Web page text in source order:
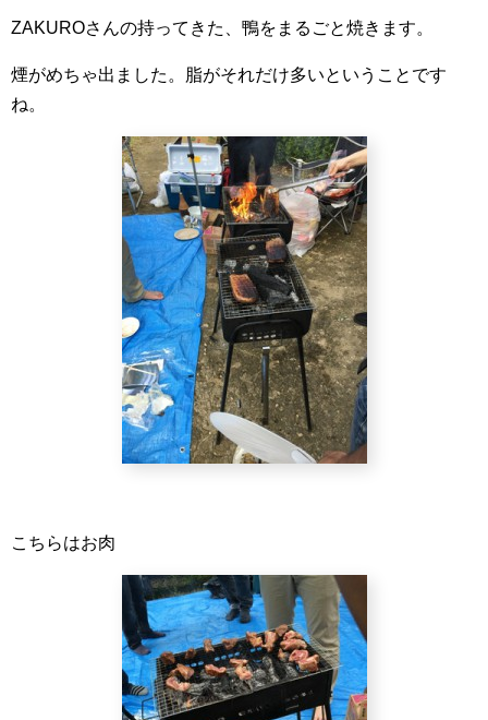
ZAKUROさんの持ってきた、鴨をまるごと焼きます。
煙がめちゃ出ました。脂がそれだけ多いということです
ね。
こちらはお肉